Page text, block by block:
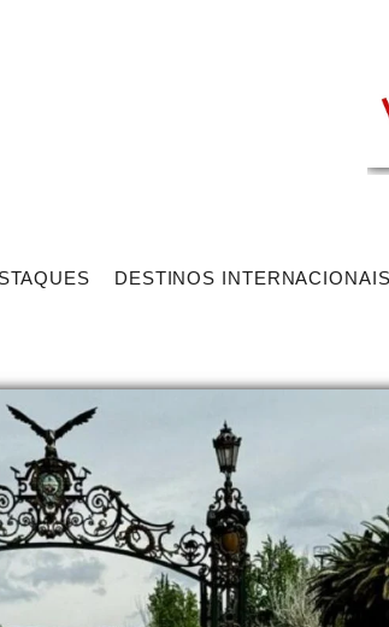
DESTINOS INTERNACIONAIS